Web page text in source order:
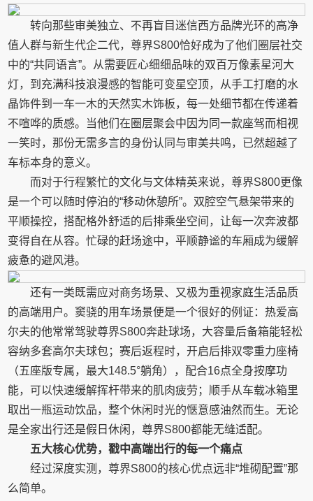
转向那些审美独立、不再盲目迷信西方品牌光环的高净
值人群与新生代企二代，尊界S800恰好成为了他们圈层社交
中的“共同语言”。从需要匠心细细品味的双百万像素星河大
灯，到充满科技浪漫感的智能可变星空顶，从手工打磨的水
晶饰件到一车一木的天然实木饰板，每一处细节都在传递着
不喧哗的质感。当他们在圈层聚会中因为同一款座驾而相视
一笑时，那份无需多言的身份认同与审美共鸣，已然超越了
车标本身的意义。
而对于行程繁忙的文化与文体精英来说，尊界S800更像
是一个可以随时停泊的“移动休憩所”。双腔空气悬架带来的
平顺操控，搭配格外舒适的后排乘坐空间，让每一次奔波都
变得自在从容。忙碌的赶场途中，平顺静谧的车厢成为缓解
疲惫的避风港。
还有一类既需应对商务场景、又极为重视家庭生活品质
的高端用户。窦骁的用车场景便是一个很好的例证：热爱高
尔夫的他常常驾驶尊界S800奔赴球场，大容量后备箱能轻松
容纳多套高尔夫球包；赛后返程时，开启后排双零重力座椅
（五座版专属，最大148.5°躺角），配合16点全身按摩功
能，可以快速缓解挥杆带来的肌肉疲劳；顺手从车载冰箱里
取出一瓶运动饮品，整个休闲时光的惬意感油然而生。无论
是全家出行还是假日休闲，尊界S800都能无缝适配。
五大核心优势，戳中高端出行的每一个痛点
经过深度实测，尊界S800的核心优点远非“堆砌配置”那
么简单。